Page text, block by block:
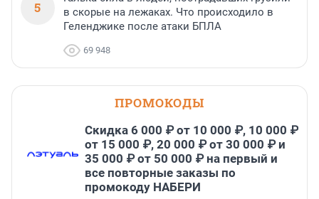
5
в скорые на лежаках. Что происходило в
Геленджике после атаки БПЛА
69 948
ПРОМОКОДЫ
Скидка 6 000 ₽ от 10 000 ₽, 10 000 ₽
от 15 000 ₽, 20 000 ₽ от 30 000 ₽ и
35 000 ₽ от 50 000 ₽ на первый и
все повторные заказы по
промокоду НАБЕРИ